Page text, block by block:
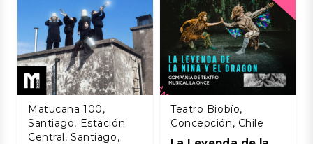
Matucana 100,
Santiago, Estación
Central, Santiago,
Teatro Biobío,
Concepción, Chile